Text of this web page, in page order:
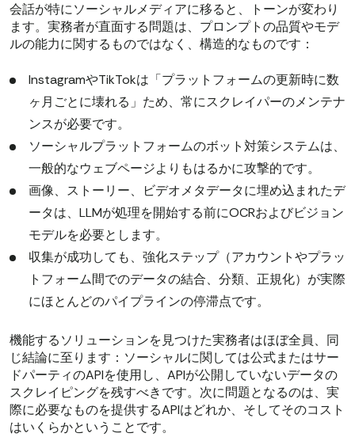
会話が特にソーシャルメディアに移ると、トーンが変わり
ます。実務者が直面する問題は、プロンプトの品質やモデ
ルの能力に関するものではなく、構造的なものです：
InstagramやTikTokは「プラットフォームの更新時に数
ヶ月ごとに壊れる」ため、常にスクレイパーのメンテナ
ンスが必要です。
ソーシャルプラットフォームのボット対策システムは、
一般的なウェブページよりもはるかに攻撃的です。
画像、ストーリー、ビデオメタデータに埋め込まれたデ
ータは、LLMが処理を開始する前にOCRおよびビジョン
モデルを必要とします。
収集が成功しても、強化ステップ（アカウントやプラッ
トフォーム間でのデータの結合、分類、正規化）が実際
にほとんどのパイプラインの停滞点です。
機能するソリューションを見つけた実務者はほぼ全員、同
じ結論に至ります：ソーシャルに関しては公式またはサー
ドパーティのAPIを使用し、APIが公開していないデータの
スクレイピングを残すべきです。次に問題となるのは、実
際に必要なものを提供するAPIはどれか、そしてそのコスト
はいくらかということです。